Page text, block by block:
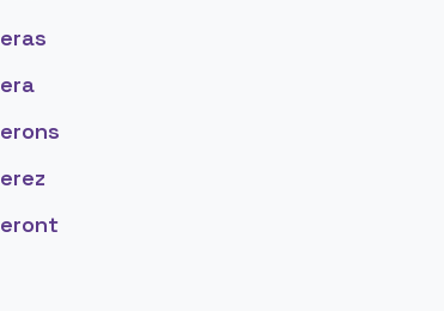
eras
era
erons
erez
eront